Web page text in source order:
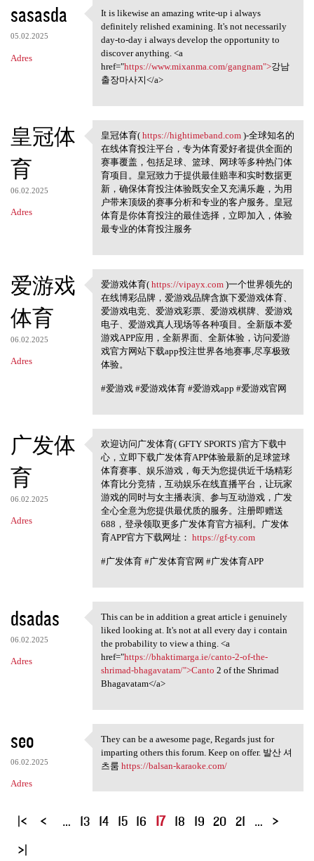
sasasda
05.02.2025
Adres
It is likewise an amazing
It is likewise an amazing write-up i always
definitely relished examining. It's not necessarily
day-to-day i always develop the opportunity to
discover anything. <a
href="https://www.mixanma.com/gangnam">강남
출장마사지</a>
皇冠体
育
06.02.2025
Adres
皇冠体育( https://hightimeband
皇冠体育( https://hightimeband.com)-全球知名的
在线体育投注平台，专为体育爱好者提供全面的
赛事覆盖，包括足球、篮球、网球等多种热门体
育项目。皇冠致力于提供最佳赔率和实时数据更
新，确保体育投注体验既安全又充满乐趣，为用
户带来顶级的赛事分析和专业的客户服务。皇冠
体育是你体育投注的最佳选择，立即加入，体验
最专业的体育投注服务
爱游戏
体育
06.02.2025
Adres
爱游戏体育( https://vipayx.com
爱游戏体育( https://vipayx.com)一个世界领先的
在线博彩品牌，爱游戏品牌含旗下爱游戏体育、
爱游戏电竞、爱游戏彩票、爱游戏棋牌、爱游戏
电子、爱游戏真人现场等各种项目。全新版本爱
游戏APP应用，全新界面、全新体验，访问爱游
戏官方网站下载app投注世界各地赛事,尽享极致
体验。
#爱游戏 #爱游戏体育 #爱游戏app #爱游戏官网
广发体
育
06.02.2025
Adres
欢迎访问广发体育( GFTY SPORTS )
官方下载中心
欢迎访问广发体育( GFTY SPORTS )官方下载中
心，立即下载广发体育APP体验最新的足球篮球
体育赛事、娱乐游戏，每天为您提供近千场精彩
体育比分竞猜，互动娱乐在线直播平台，让玩家
游戏的同时与女主播表演、参与互动游戏，广发
全心全意为您提供最优质的服务。注册即赠送
688，登录领取更多广发体育官方福利。广发体
育APP官方下载网址： https://gf-ty.com
#广发体育 #广发体育官网 #广发体育APP
dsadas
06.02.2025
Adres
This can be in addition a
This can be in addition a great article i genuinely
liked looking at. It's not at all every day i contain
the probability to view a thing. <a
href="https://bhaktimarga.ie/canto-2-of-the-
shrimad-bhagavatam/">Canto 2 of the Shrimad
Bhagavatam</a>
seo
06.02.2025
Adres
They can be a awesome page,
They can be a awesome page, Regards just for
imparting others this forum. Keep on offer. 발산 셔
츠룸 https://balsan-karaoke.com/
S
… 13 14 15 16 17 18 19 20 21 …